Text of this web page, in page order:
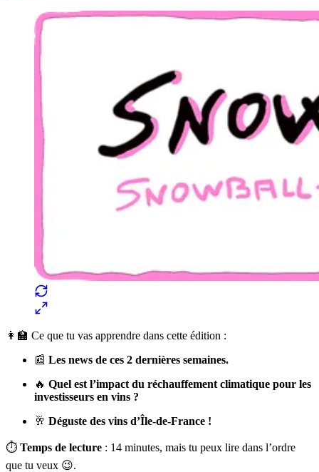
👩‍🏫 Ce que tu vas apprendre dans cette édition :
📰 Les news de ces 2 dernières semaines.
🔥 Quel est l’impact du réchauffement climatique pour les
investisseurs en vins ?
🥂 Déguste des vins d’Île-de-France !
⏱️ Temps de lecture : 14 minutes, mais tu peux lire dans l’ordre
que tu veux 😉.